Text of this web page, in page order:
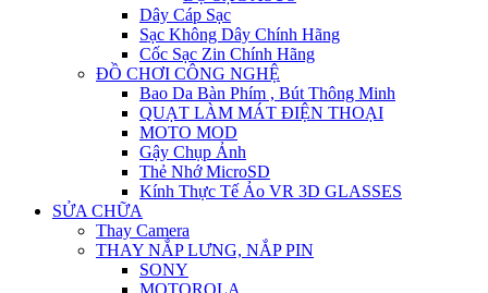
Dây Cáp Sạc
Sạc Không Dây Chính Hãng
Cốc Sạc Zin Chính Hãng
ĐỒ CHƠI CÔNG NGHỆ
Bao Da Bàn Phím , Bút Thông Minh
QUẠT LÀM MÁT ĐIỆN THOẠI
MOTO MOD
Gậy Chụp Ảnh
Thẻ Nhớ MicroSD
Kính Thực Tế Ảo VR 3D GLASSES
SỬA CHỮA
Thay Camera
THAY NẮP LƯNG, NẮP PIN
SONY
MOTOROLA